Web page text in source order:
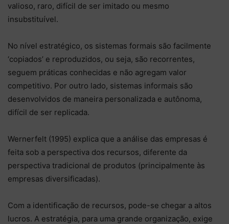
valioso, raro, difícil de ser imitado ou mesmo
insubstituível.
No nível estratégico, os sistemas formais são facilmente
‘copiados’ e reproduzidos, ou seja, são recorrentes,
seguem práticas conhecidas e não agregam valor
competitivo. Por outro lado, sistemas informais são
desenvolvidos de maneira personalizada e autônoma,
difícil de ser replicada.
Wernerfelt (1995) explica que a análise das empresas é
feita sob a perspectiva dos recursos, diferente da
perspectiva tradicional de produtos (principalmente às
empresas diversificadas).
Com a identificação de recursos, pode-se chegar a altos
lucros. A estratégia, para uma grande organização, exige